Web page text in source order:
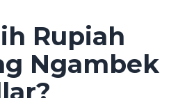
Rupiah
Ngambek